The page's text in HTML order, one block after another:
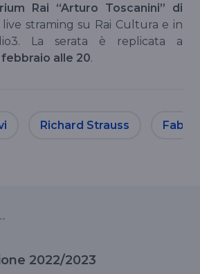
Rai “Arturo Toscanini” di
live straming su Rai Cultura e in
La serata è replicata a
alle 20.
Richard Strauss Fabio
2022/2023